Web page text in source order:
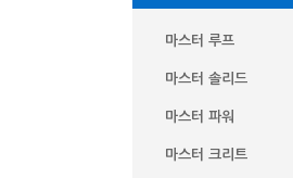
마스터 루프
마스터 솔리드
마스터 파워
마스터 크리트